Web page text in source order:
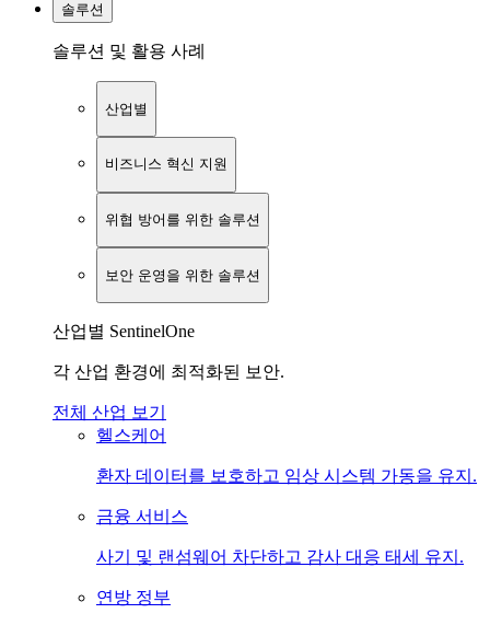
솔루션
솔루션 및 활용 사례
산업별
비즈니스 혁신 지원
위협 방어를 위한 솔루션
보안 운영을 위한 솔루션
산업별 SentinelOne
각 산업 환경에 최적화된 보안.
전체 산업 보기
헬스케어
환자 데이터를 보호하고 임상 시스템 가동을 유지.
금융 서비스
사기 및 랜섬웨어 차단하고 감사 대응 태세 유지.
연방 정부